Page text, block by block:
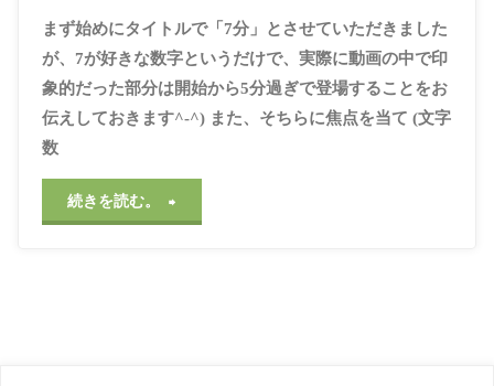
/＃専門学校/ ＃教師/
＃校則/＃橋本甜歌/ ＃
神
/＃策略 /＃美容/ ＃
老害/＃若者/＃藤森慎
吾 / ＃視聴者/＃観客 /
校
PM
まず始めにタイトルで「7分」とさせていただきました
が、7が好きな数字というだけで、実際に動画の中で印
象的だった部分は開始から5分過ぎで登場することをお
伝えしておきます^-^) また、そちらに焦点を当て (文字
数
続きを読む。 "開